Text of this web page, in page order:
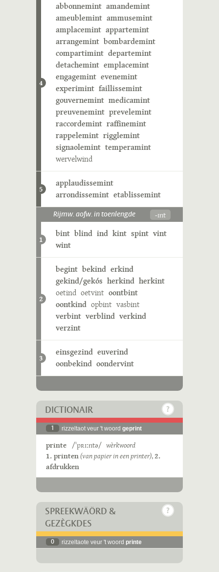
4
abbonnemint amandemint
ameublemint ammusemint
amplacemint appartemint
arrangemint bombardemint
compartimint departemint
detachemint emplacemint
engagemint evenemint
experimint faillissemint
gouvernemint medicamint
preuvenemint prevelemint
raccordemint raffinemint
rappelemint rigglemint
signaolemint temperamint
wervelwind
5
applaudissemint
arrondissemint etablissemint
Rijmw. aofw. in toenlengde -ɪnt
1
bint blind ind kint spint vint
wint
2
begint bekind erkind
gekind/gekós herkind herkint
oetind oetvint oontbint
oontkind opbint vasbint
verbint verblind verkind
verzint
3
einsgezind euverind
oonbekind oondervint
DICTIONAIR
1 rizzeltaot veur 't woord geprint
printe /ˈpʀɪːntə/ wèrkwoord
1. printen(van papier in een printer),2.
afdrukken
SPREEKWÄÖRD &
GEZÈGKDES
0 rizzeltaote veur 't woord printe